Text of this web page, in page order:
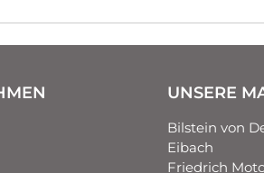
UNSERE
Bilstein von
Eibach
Friedrich